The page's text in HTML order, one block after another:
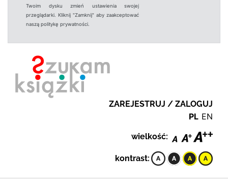
Twoim dysku zmień ustawienia swojej
przeglądarki. Kliknij "Zamknij" aby zaakceptować
naszą politykę prywatności.
ZAREJESTRUJ / ZALOGUJ
PL EN
wielkość:
kontrast: